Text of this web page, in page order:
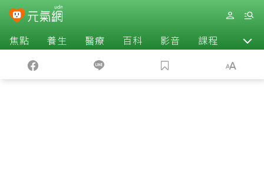
焦點 養生 醫療 百科 影音 課程 退休